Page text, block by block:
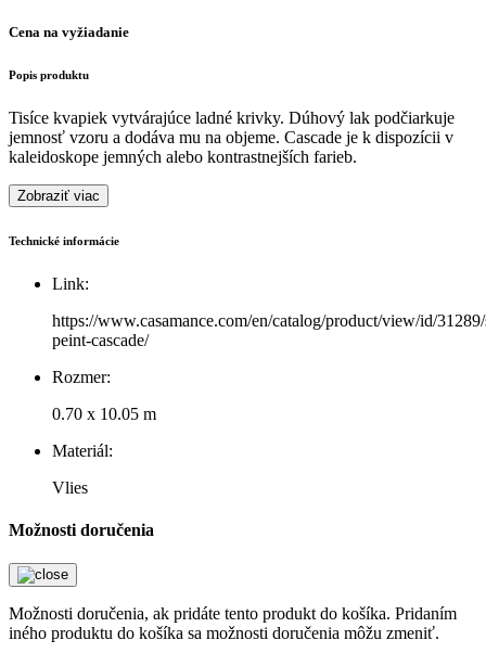
Cena na vyžiadanie
Popis produktu
Tisíce kvapiek vytvárajúce ladné krivky. Dúhový lak podčiarkuje
jemnosť vzoru a dodáva mu na objeme. Cascade je k dispozícii v
kaleidoskope jemných alebo kontrastnejších farieb.
Zobraziť viac
Technické informácie
Link:
https://www.casamance.com/en/catalog/product/view/id/
peint-cascade/
Rozmer:
0.70 x 10.05 m
Materiál:
Vlies
Možnosti doručenia
Možnosti doručenia, ak pridáte tento produkt do košíka. Pridaním
iného produktu do košíka sa možnosti doručenia môžu zmeniť.